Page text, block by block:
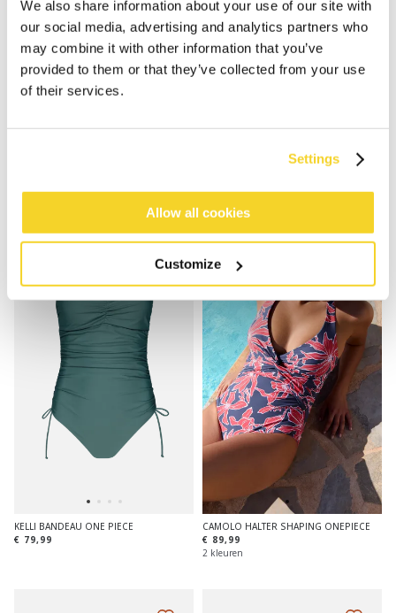
We also share information about your use of our site with
our social media, advertising and analytics partners who
may combine it with other information that you’ve
provided to them or that they’ve collected from your use
of their services.
Settings
Allow all cookies
Customize
SALTOTY ONE PIECE
CAMOLO HALTER SHAPING ONEPIECE
KELLI BANDEAU ONE PIECE
€ 79,99
CAMOLO HALTER SHAPING ONEPIECE
€ 89,99
2 kleuren